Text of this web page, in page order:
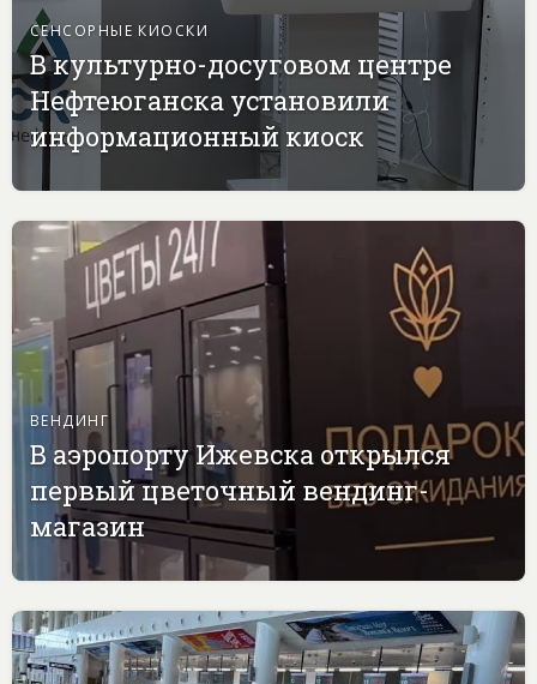
СЕНСОРНЫЕ КИОСКИ
В культурно-досуговом центре
Нефтеюганска установили
информационный киоск
ВЕНДИНГ
В аэропорту Ижевска открылся
первый цветочный вендинг-
магазин